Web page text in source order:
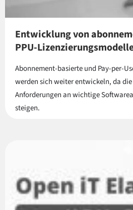
Entwicklung von
PPU-
Abonnement-basierte und Pay-per-
werden sich weiter entwickeln, da
Anforderungen an wichtige
steigen.